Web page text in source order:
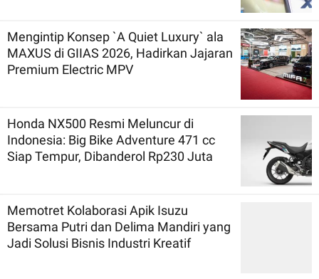
Mengintip Konsep `A Quiet Luxury` ala
MAXUS di GIIAS 2026, Hadirkan Jajaran
Premium Electric MPV
Honda NX500 Resmi Meluncur di
Indonesia: Big Bike Adventure 471 cc
Siap Tempur, Dibanderol Rp230 Juta
Memotret Kolaborasi Apik Isuzu
Bersama Putri dan Delima Mandiri yang
Jadi Solusi Bisnis Industri Kreatif